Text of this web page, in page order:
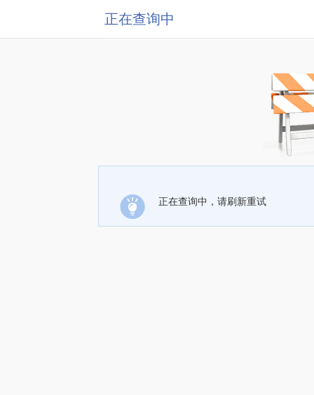
正在查询中
正在查询中，请刷新重试